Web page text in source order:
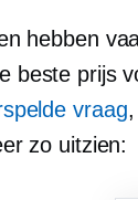
hebben
beste prijs
vraag
zo uitzien: